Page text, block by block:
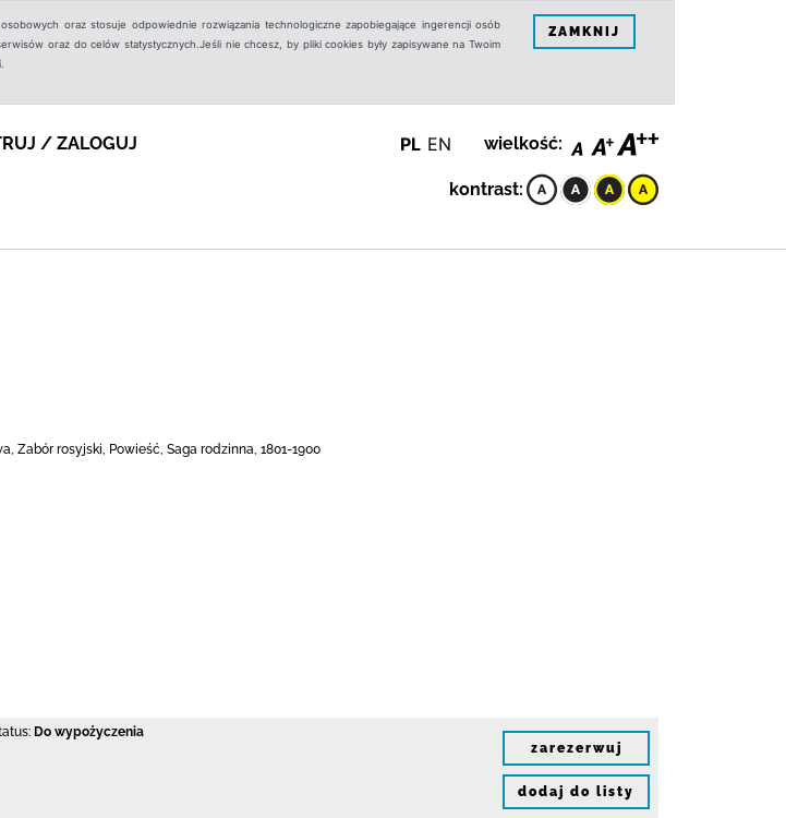
oraz stosuje odpowiednie rozwiązania technologiczne zapobiegające ingerencji osób
oraz do celów statystycznych.Jeśli nie chcesz, by pliki cookies były zapisywane na Twoim
ZAMKNIJ
/ ZALOGUJ PL EN wielkość:
kontrast:
Zabór rosyjski, Powieść, Saga rodzinna, 1801-1900
Do wypożyczenia
zarezerwuj
dodaj do listy